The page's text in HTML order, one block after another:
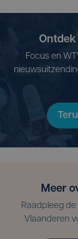
Focus en
Meer
Raadpleeg
Vlaanderen